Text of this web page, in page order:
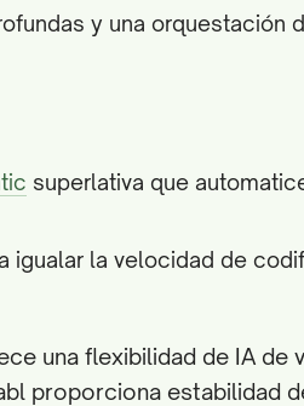
y una orquestación
superlativa que
igualar la velocidad de
una flexibilidad de IA de
proporciona estabilidad